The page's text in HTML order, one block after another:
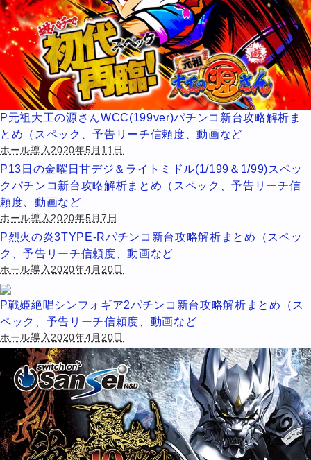
P元祖大工の源さんWCC(199ver)パチンコ新台攻略解析ま
とめ（スペック、予告リーチ信頼度、動画など
ホール導入2020年5月11日
P13日の金曜日甘デジ＆ライトミドル(1/199＆1/99)スペッ
クパチンコ新台攻略解析まとめ（スペック、予告リーチ信
頼度、動画など
ホール導入2020年5月7日
P烈火の炎3TYPE-Rパチンコ新台攻略解析まとめ（スペッ
ク、予告リーチ信頼度、動画など
ホール導入2020年4月20日
P戦姫絶唱シンフォギア2パチンコ新台攻略解析まとめ（ス
ペック、予告リーチ信頼度、動画など
ホール導入2020年4月20日